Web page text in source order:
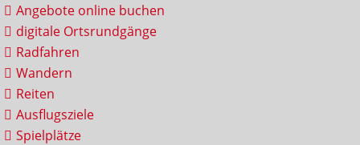
Angebote online buchen
digitale Ortsrundgänge
Radfahren
Wandern
Reiten
Ausflugsziele
Spielplätze